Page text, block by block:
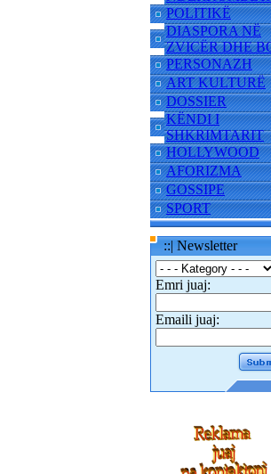
POLITIKË
DIASPORA NË
ZVICËR DHE
PERSONAZH
ART KULTURË
DOSSIER
KËNDI I
SHKRIMTARIT
HOLLYWOOD
AFORIZMA
GOSSIPE
SPORT
::| Newsletter
Emri juaj:
Emaili juaj: